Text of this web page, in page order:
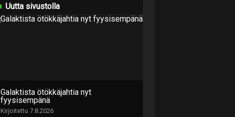
Uutta sivustolla
Galaktista ötökkäjahtia nyt
fyysisempänä
Kirjoitettu 7.8.2026